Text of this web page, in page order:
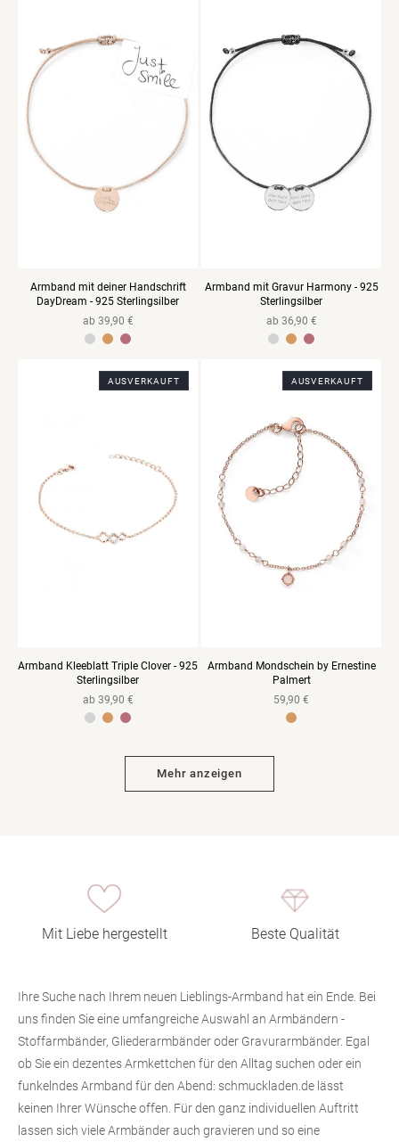
Armband mit deiner Handschrift
DayDream - 925 Sterlingsilber
Normaler
Preis
ab 39,90 €
Armband mit Gravur Harmony - 925
Sterlingsilber
Normaler
Preis
ab 36,90 €
AUSVERKAUFT
Armband Kleeblatt Triple Clover - 925
Sterlingsilber
Normaler
Preis
ab 39,90 €
AUSVERKAUFT
Armband Mondschein by Ernestine
Palmert
Normaler
Preis
59,90 €
Mehr anzeigen
Mit Liebe hergestellt Beste Qualität
Ihre Suche nach Ihrem neuen Lieblings-Armband hat ein Ende. Bei
uns finden Sie eine umfangreiche Auswahl an Armbändern -
Stoffarmbänder, Gliederarmbänder oder Gravurarmbänder. Egal
ob Sie ein dezentes Armkettchen für den Alltag suchen oder ein
funkelndes Armband für den Abend: schmuckladen.de lässt
keinen Ihrer Wünsche offen. Für den ganz individuellen Auftritt
lassen sich viele Armbänder auch gravieren und so eine